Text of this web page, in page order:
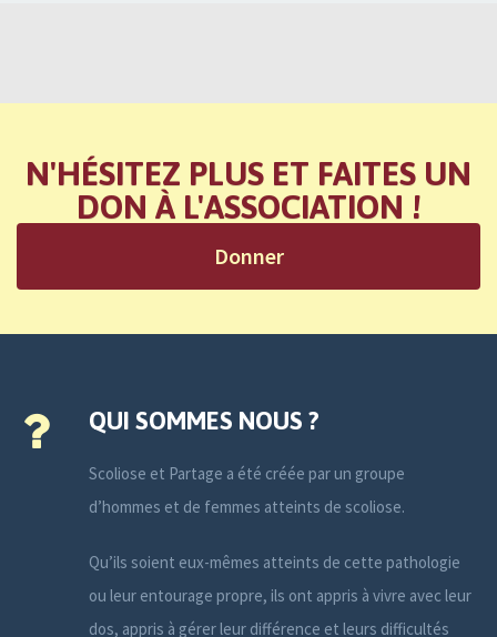
N'HÉSITEZ PLUS ET FAITES UN
DON À L'ASSOCIATION !
Donner
QUI SOMMES NOUS ?
Scoliose et Partage a été créée par un groupe
d’hommes et de femmes atteints de scoliose.
Qu’ils soient eux-mêmes atteints de cette pathologie
ou leur entourage propre, ils ont appris à vivre avec leur
dos, appris à gérer leur différence et leurs difficultés